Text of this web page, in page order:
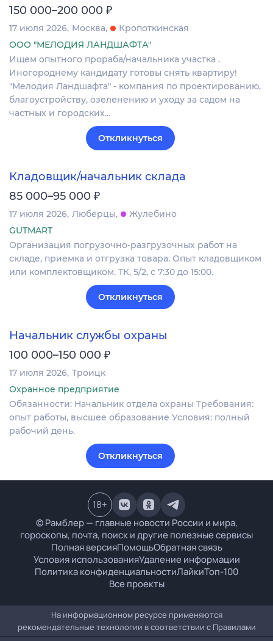
150 000–200 000 ₽
17 июля 2026 Москва
Кропоткинская
ООО "МЕЛОДИЯ ЛАНДШАФТА"
Ищем опытного прораба/начальника участка .
Иногороднему кандидату готовы снять квартиру!
"Мелодия Ландшафта" - компания по проектированию,
благоустройству, озеленению и уходу за садом на
частных и городских…
Откликнуться
Кладовщик/начальник склада
85 000–95 000 ₽
17 июля 2026 Люберцы
Жулебино
GUTMART
Организация погрузочно-разгрузочных работ на
складе, приемка и отгрузка товара. Опыт кладовщиком
или комплектовщиком. ТК, 5/2, с 7:30 до 15:00.
Откликнуться
Начальник службы охраны
100 000–150 000 ₽
17 июля 2026 Троицк
Охранное предприятие
Обязанности: Начальник отдела охраны Требования:
опыт работы, высшее образование Условия: полный
рабочий день.
Откликнуться
© Рамблер — главные новости России и мира,
гороскопы, почта, поиск и другие полезные сервисы
Полная версияПомощьОбратная связь
Условия использованияУдаление информации
Политика конфиденциальностиЛайкиТоп-100
Все проекты
18+
На информационном ресурсе применяются
рекомендательные технологии в соответствии с Правилами